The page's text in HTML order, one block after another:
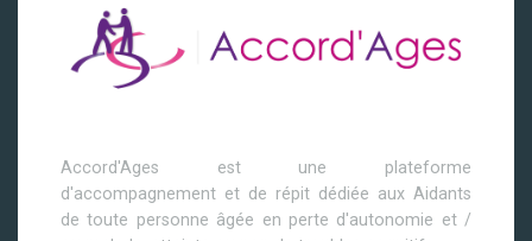
Accord'Ages est une plateforme
d'accompagnement et de répit dédiée aux Aidants
de toute personne âgée en perte d'autonomie et /